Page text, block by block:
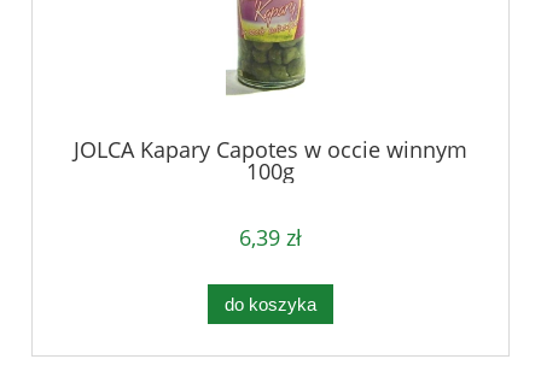
JOLCA Kapary Capotes w occie winnym
100g
6,39 zł
do koszyka